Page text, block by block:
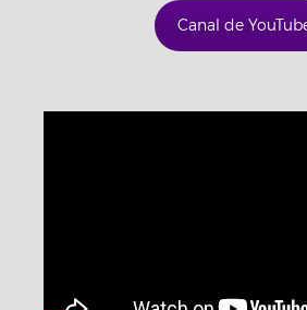
Canal de